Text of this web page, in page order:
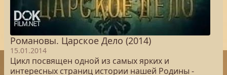
Романовы. Царское Дело (2014)
15.01.2014
Цикл посвящен одной из самых ярких и
интересных страниц истории нашей Родины -